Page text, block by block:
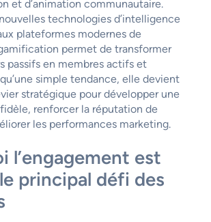
et d’animation communautaire.
technologies d’intelligence
plateformes modernes de
permet de transformer
passifs en membres actifs et
simple tendance, elle devient
stratégique pour développer une
renforcer la réputation de
les performances marketing.
l’engagement est
principal défi des